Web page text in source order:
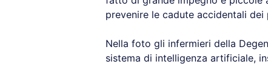
prevenire le cadute accidentali
Nella foto gli infermieri della
sistema di intelligenza artificiale,